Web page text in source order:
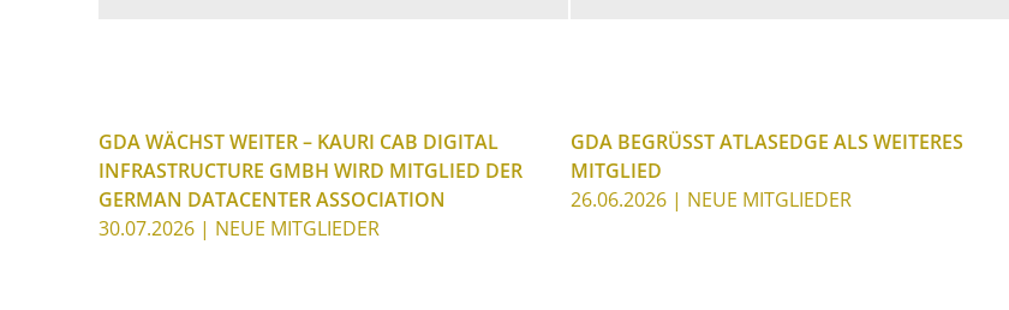
GDA WÄCHST WEITER – KAURI CAB DIGITAL
INFRASTRUCTURE GMBH WIRD MITGLIED DER
GERMAN DATACENTER ASSOCIATION
30.07.2026 | NEUE MITGLIEDER
GDA BEGRÜSST ATLASEDGE ALS WEITERES M
ITGLIED
26.06.2026 | NEUE MITGLIEDER